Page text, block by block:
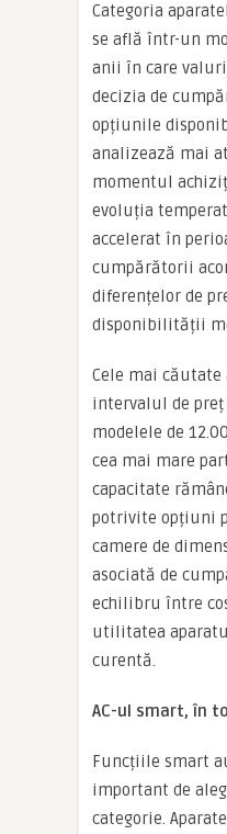
Categoria
se află într-un
anii în care
decizia de
opțiunile
analizează mai
momentul
evoluția
accelerat în
cumpărătorii
diferențelor de
disponibilității
Cele mai căutate
intervalul de preț
modelele de
cea mai mare
capacitate
potrivite opțiuni
camere de
asociată de
echilibru între
utilitatea
curentă.
AC-ul smart, în
Funcțiile smart
important de
categorie.